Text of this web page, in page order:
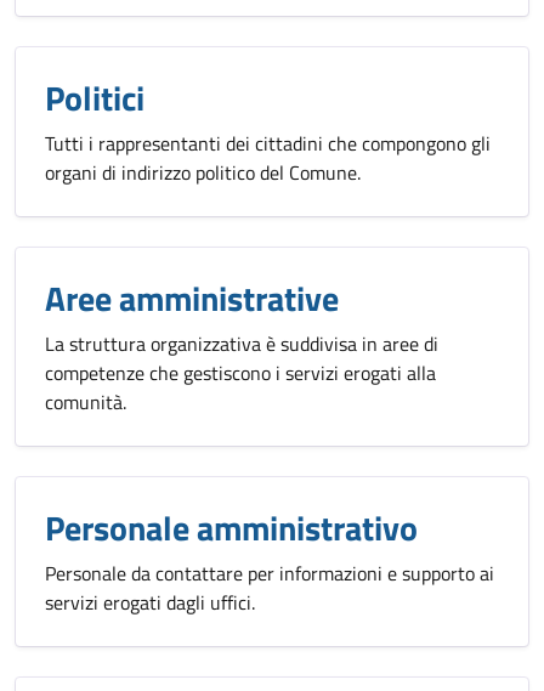
Politici
Tutti i rappresentanti dei cittadini che compongono gli
organi di indirizzo politico del Comune.
Aree amministrative
La struttura organizzativa è suddivisa in aree di
competenze che gestiscono i servizi erogati alla
comunità.
Personale amministrativo
Personale da contattare per informazioni e supporto ai
servizi erogati dagli uffici.